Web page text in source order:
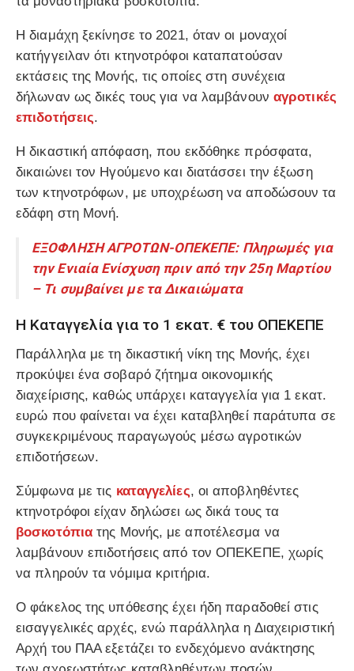
Η διαμάχη ξεκίνησε το 2021, όταν οι μοναχοί
κατήγγειλαν ότι κτηνοτρόφοι καταπατούσαν
εκτάσεις της Μονής, τις οποίες στη συνέχεια
δήλωναν ως δικές τους για να λαμβάνουν αγροτικές
επιδοτήσεις.
Η δικαστική απόφαση, που εκδόθηκε πρόσφατα,
δικαιώνει τον Ηγούμενο και διατάσσει την έξωση
των κτηνοτρόφων, με υποχρέωση να αποδώσουν τα
εδάφη στη Μονή.
ΕΞΟΦΛΗΣΗ ΑΓΡΟΤΩΝ-ΟΠΕΚΕΠΕ: Πληρωμές για
την Ενιαία Ενίσχυση πριν από την 25η Μαρτίου
– Τι συμβαίνει με τα Δικαιώματα
Η Καταγγελία για το 1 εκατ. € του ΟΠΕΚΕΠΕ
Παράλληλα με τη δικαστική νίκη της Μονής, έχει
προκύψει ένα σοβαρό ζήτημα οικονομικής
διαχείρισης, καθώς υπάρχει καταγγελία για 1 εκατ.
ευρώ που φαίνεται να έχει καταβληθεί παράτυπα σε
συγκεκριμένους παραγωγούς μέσω αγροτικών
επιδοτήσεων.
Σύμφωνα με τις καταγγελίες, οι αποβληθέντες
κτηνοτρόφοι είχαν δηλώσει ως δικά τους τα
βοσκοτόπια της Μονής, με αποτέλεσμα να
λαμβάνουν επιδοτήσεις από τον ΟΠΕΚΕΠΕ, χωρίς
να πληρούν τα νόμιμα κριτήρια.
Ο φάκελος της υπόθεσης έχει ήδη παραδοθεί στις
εισαγγελικές αρχές, ενώ παράλληλα η Διαχειριστική
Αρχή του ΠΑΑ εξετάζει το ενδεχόμενο ανάκτησης